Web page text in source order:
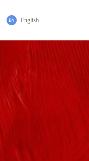
English